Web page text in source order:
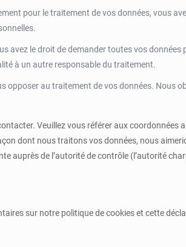
pour le traitement de vos données, vous
avez le droit de demander toutes vos
à un autre responsable du traitement.
opposer au traitement de vos données. Nous
Veuillez vous référer aux coordonnées
dont nous traitons vos données, nous
auprès de l’autorité de contrôle (l’autorité
sur notre politique de cookies et cette